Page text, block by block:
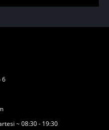
6
~ 08:30 - 19:30